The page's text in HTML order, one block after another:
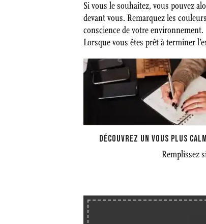
Si vous le souhaitez, vous pouvez
devant vous. Remarquez les
conscience de votre environnement.
Lorsque vous êtes prêt à terminer
DÉCOUVREZ UN VOUS PLUS
Remplissez